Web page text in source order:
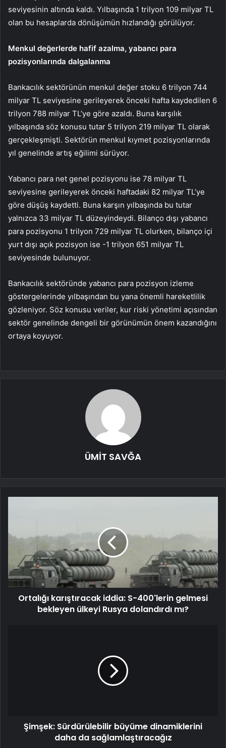
seviyesinin altında kaldı. Yılbaşında 1 trilyon 109 milyar TL
olan bu hesaplarda dönüşümün hızlandığı görülüyor.
Menkul değerlerde hafif azalma, yabancı para
pozisyonlarında dalgalanma
Bankacılık sektörünün menkul değer stoku 6 trilyon 744
milyar TL seviyesine gerileyerek önceki hafta kaydedilen 6
trilyon 788 milyar TL’ye göre azaldı. Buna karşılık
yılbaşında söz konusu tutar 5 trilyon 219 milyar TL olarak
gerçekleşmişti. Sektörün menkul kıymet pozisyonlarında
yıl genelinde artış eğilimi sürüyor.
Yabancı para net genel pozisyonu ise 78 milyar TL
seviyesine gerileyerek önceki haftadaki 82 milyar TL’ye
göre düşüş kaydetti. Buna karşın yılbaşında bu tutar
yalnızca 33 milyar TL düzeyindeydi. Bilanço dışı yabancı
para pozisyonu 1 trilyon 729 milyar TL olurken, bilanço içi
yurt dışı açık pozisyon ise -1 trilyon 651 milyar TL
seviyesinde bulunuyor.
Bankacılık sektöründe yabancı para pozisyon izleme
göstergelerinde yılbaşından bu yana önemli hareketlilik
gözleniyor. Söz konusu veriler, kur riski yönetimi açısından
sektör genelinde dengeli bir görünümün önem kazandığını
ortaya koyuyor.
ÜMİT SAVĞA
Ortalığı karıştıracak iddia: S-400'lerin gelmesi
bekleyen ülkeyi Rusya dolandırdı mı?
Şimşek: Sürdürülebilir büyüme dinamiklerini
daha da sağlamlaştıracağız